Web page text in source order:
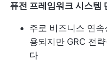
퓨전 프레임워크 시스템
주로 비즈니스 연
용되지만 GRC 전
다